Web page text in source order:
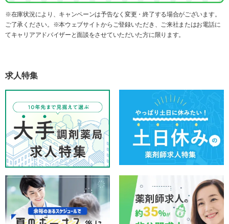
※在庫状況により、キャンペーンは予告なく変更・終了する場合がございます。
ご了承ください。※本ウェブサイトからご登録いただき、ご来社またはお電話に
てキャリアアドバイザーと面談をさせていただいた方に限ります。
求人特集